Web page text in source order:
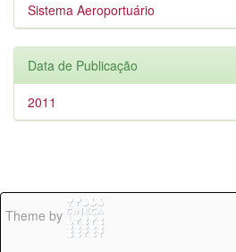
Sistema Aeroportuário
Data de Publicação
2011
Theme by